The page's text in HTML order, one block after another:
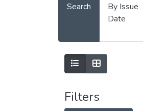
Search
By Issue
Date
Filters